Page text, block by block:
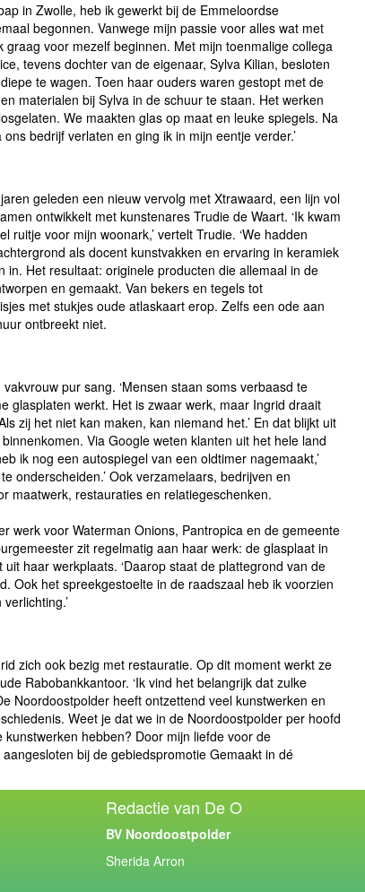
in Zwolle, heb ik gewerkt bij de Emmeloordse
begonnen. Vanwege mijn passie voor alles wat met
graag voor mezelf beginnen. Met mijn toenmalige collega
tevens dochter van de eigenaar, Sylva Kilian, besloten
te wagen. Toen haar ouders waren gestopt met de
materialen bij Sylva in de schuur te staan. Het werken
We maakten glas op maat en leuke spiegels. Na
bedrijf verlaten en ging ik in mijn eentje verder.’
geleden een nieuw vervolg met Xtrawaard, een lijn vol
ontwikkelt met kunstenares Trudie de Waart. ‘Ik kwam
ruitje voor mijn woonark,’ vertelt Trudie. ‘We hadden
als docent kunstvakken en ervaring in keramiek
in. Het resultaat: originele producten die allemaal in de
en gemaakt. Van bekers en tegels tot
met stukjes oude atlaskaart erop. Zelfs een ode aan
ontbreekt niet.
pur sang. ‘Mensen staan soms verbaasd te
glasplaten werkt. Het is zwaar werk, maar Ingrid draait
zij het niet kan maken, kan niemand het.’ En dat blijkt uit
Via Google weten klanten uit het hele land
ik nog een autospiegel van een oldtimer nagemaakt,’
onderscheiden.’ Ook verzamelaars, bedrijven en
maatwerk, restauraties en relatiegeschenken.
werk voor Waterman Onions, Pantropica en de gemeente
zit regelmatig aan haar werk: de glasplaat in
haar werkplaats. ‘Daarop staat de plattegrond van de
Ook het spreekgestoelte in de raadszaal heb ik voorzien
zich ook bezig met restauratie. Op dit moment werkt ze
Rabobankkantoor. ‘Ik vind het belangrijk dat zulke
Noordoostpolder heeft ontzettend veel kunstwerken en
Weet je dat we in de Noordoostpolder per hoofd
hebben? Door mijn liefde voor de
bij de gebiedspromotie Gemaakt in dé
Redactie van De O
BV Noordoostpolder
Sherida Arron